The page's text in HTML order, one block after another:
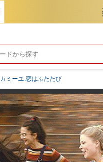
カミーユ 恋はふたたび